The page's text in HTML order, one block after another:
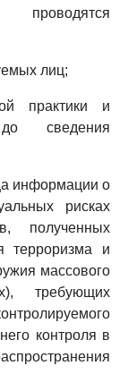
проводятся
лиц;
практики и
сведения
информации о
рисках
полученных
терроризма и
массового
требующих
контроля в